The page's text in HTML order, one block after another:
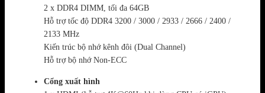
2 x DDR4 DIMM, tối đa 64GB
Hỗ trợ tốc độ DDR4 3200 / 3000 / 2933 / 2666 / 2400 /
2133 MHz
Kiến trúc bộ nhớ kênh đôi (Dual Channel)
Hỗ trợ bộ nhớ Non-ECC
Cổng xuất hình